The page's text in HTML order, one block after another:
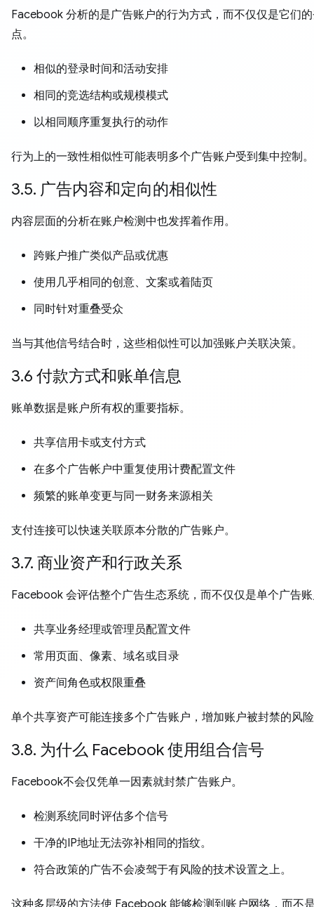
Facebook 分析的是广告账户的行为方式，而不仅仅是它们
点。
相似的登录时间和活动安排
相同的竞选结构或规模模式
以相同顺序重复执行的动作
行为上的一致性相似性可能表明多个广告账户受到集中控制。
3.5. 广告内容和定向的相似性
内容层面的分析在账户检测中也发挥着作用。
跨账户推广类似产品或优惠
使用几乎相同的创意、文案或着陆页
同时针对重叠受众
当与其他信号结合时，这些相似性可以加强账户关联决策。
3.6 付款方式和账单信息
账单数据是账户所有权的重要指标。
共享信用卡或支付方式
在多个广告帐户中重复使用计费配置文件
频繁的账单变更与同一财务来源相关
支付连接可以快速关联原本分散的广告账户。
3.7. 商业资产和行政关系
Facebook 会评估整个广告生态系统，而不仅仅是单个广告
共享业务经理或管理员配置文件
常用页面、像素、域名或目录
资产间角色或权限重叠
单个共享资产可能连接多个广告账户，增加账户被封禁的风
3.8. 为什么 Facebook 使用组合信号
Facebook不会仅凭单一因素就封禁广告账户。
检测系统同时评估多个信号
干净的IP地址无法弥补相同的指纹。
符合政策的广告不会凌驾于有风险的技术设置之上。
这种多层级的方法使 Facebook 能够检测到账户网络，而不